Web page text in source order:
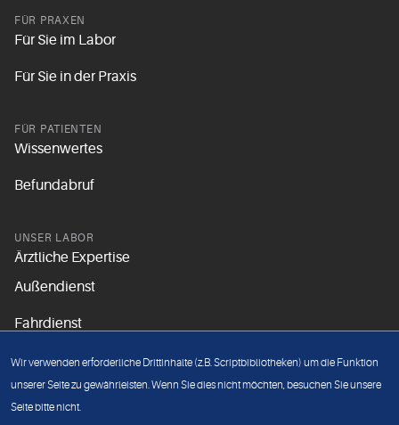
FÜR PRAXEN
Für Sie im Labor
Für Sie in der Praxis
FÜR PATIENTEN
Wissenwertes
Befundabruf
UNSER LABOR
Ärztliche Expertise
Außendienst
Fahrdienst
Unsere Grundsätze
Wir verwenden erforderliche Drittinhalte (z.B. Scriptbibliotheken) um die Funktion
unserer Seite zu gewährleisten. Wenn Sie dies nicht möchten, besuchen Sie unsere
Seite bitte nicht.